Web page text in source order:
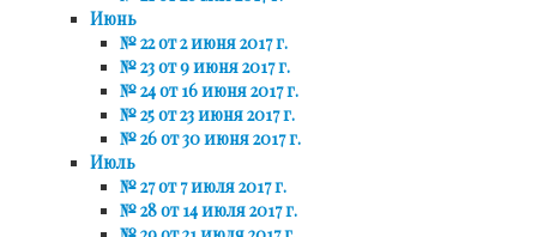
Июнь
№ 22 от 2 июня 2017 г.
№ 23 от 9 июня 2017 г.
№ 24 от 16 июня 2017 г.
№ 25 от 23 июня 2017 г.
№ 26 от 30 июня 2017 г.
Июль
№ 27 от 7 июля 2017 г.
№ 28 от 14 июля 2017 г.